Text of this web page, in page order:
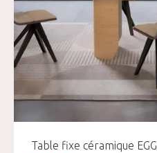
Table fixe céramique EGG